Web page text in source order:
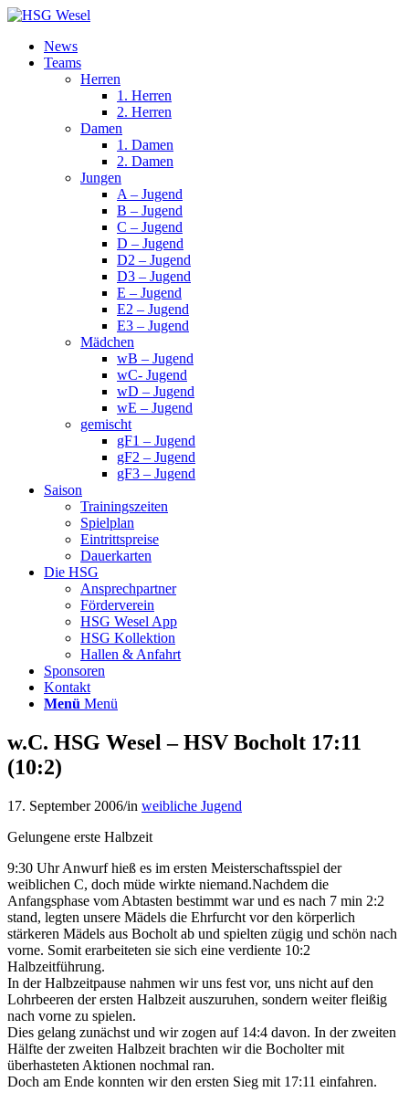
News
Teams
Herren
1. Herren
2. Herren
Damen
1. Damen
2. Damen
Jungen
A – Jugend
B – Jugend
C – Jugend
D – Jugend
D2 – Jugend
D3 – Jugend
E – Jugend
E2 – Jugend
E3 – Jugend
Mädchen
wB – Jugend
wC- Jugend
wD – Jugend
wE – Jugend
gemischt
gF1 – Jugend
gF2 – Jugend
gF3 – Jugend
Saison
Trainingszeiten
Spielplan
Eintrittspreise
Dauerkarten
Die HSG
Ansprechpartner
Förderverein
HSG Wesel App
HSG Kollektion
Hallen & Anfahrt
Sponsoren
Kontakt
Menü Menü
w.C. HSG Wesel – HSV Bocholt 17:11
(10:2)
17. September 2006/in weibliche Jugend
Gelungene erste Halbzeit
9:30 Uhr Anwurf hieß es im ersten Meisterschaftsspiel der
weiblichen C, doch müde wirkte niemand.Nachdem die
Anfangsphase vom Abtasten bestimmt war und es nach 7 min 2:2
stand, legten unsere Mädels die Ehrfurcht vor den körperlich
stärkeren Mädels aus Bocholt ab und spielten zügig und schön nach
vorne. Somit erarbeiteten sie sich eine verdiente 10:2
Halbzeitführung.
In der Halbzeitpause nahmen wir uns fest vor, uns nicht auf den
Lohrbeeren der ersten Halbzeit auszuruhen, sondern weiter fleißig
nach vorne zu spielen.
Dies gelang zunächst und wir zogen auf 14:4 davon. In der zweiten
Hälfte der zweiten Halbzeit brachten wir die Bocholter mit
überhasteten Aktionen nochmal ran.
Doch am Ende konnten wir den ersten Sieg mit 17:11 einfahren.